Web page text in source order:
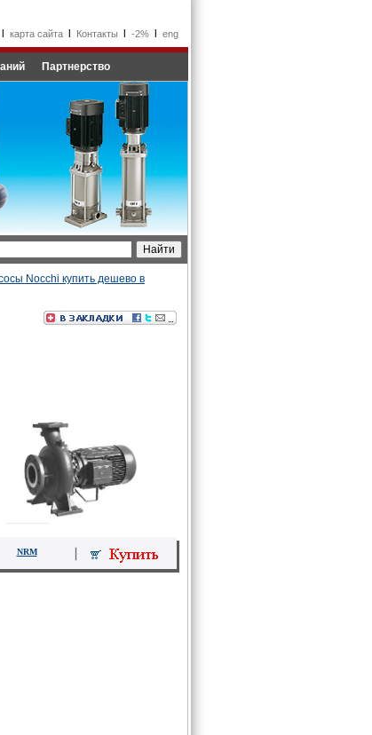
карта сайта Контакты -2% eng
Партнерство
Nocchi купить дешево в
NRM